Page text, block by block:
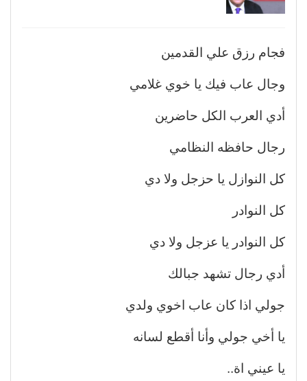
فجام رزق علي القدمين
وجال عاب فيك يا خوي غلامي
أدي العرب الكل حاضرين
رجال حافظه النظامي
كل النوازل يا حزجل ولا دي
كل النوادر
كل النوادر يا عزجل ولا دي
أدي رجال تشهد جبالك
جولي اذا كان عاب اخوي ولدي
يا أخي جولي وأنا أقطع لسانه
يا عيني اة..